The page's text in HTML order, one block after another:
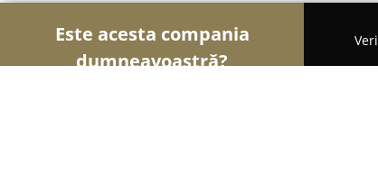
Este acesta compania
dumneavoastră?